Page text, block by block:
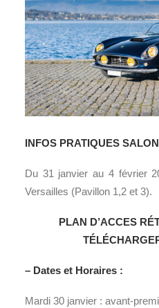
INFOS PRATIQUES
Du 31 janvier au 4 février
Versailles (Pavillon 1,2 et 3).
PLAN D’ACCES
– Dates et Horaires :
Mardi 30 janvier : avant-